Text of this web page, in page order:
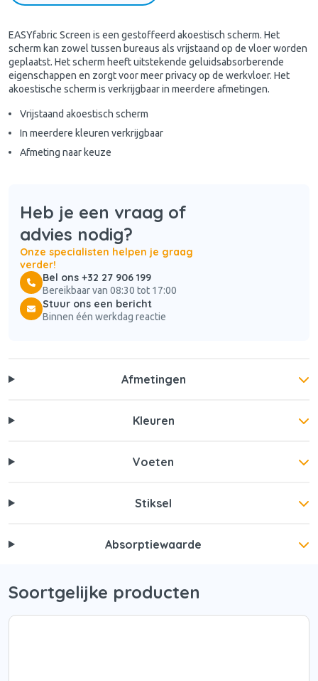
EASYfabric Screen is een gestoffeerd akoestisch scherm. Het
scherm kan zowel tussen bureaus als vrijstaand op de vloer worden
geplaatst. Het scherm heeft uitstekende geluidsabsorberende
eigenschappen en zorgt voor meer privacy op de werkvloer. Het
akoestische scherm is verkrijgbaar in meerdere afmetingen.
Vrijstaand akoestisch scherm
In meerdere kleuren verkrijgbaar
Afmeting naar keuze
Heb je een vraag of
advies nodig?
Onze specialisten helpen je graag
verder!
Bel ons +32 27 906 199
Bereikbaar van 08:30 tot 17:00
Stuur ons een bericht
Binnen één werkdag reactie
Afmetingen
Kleuren
Voeten
Stiksel
Absorptiewaarde
Soortgelijke producten